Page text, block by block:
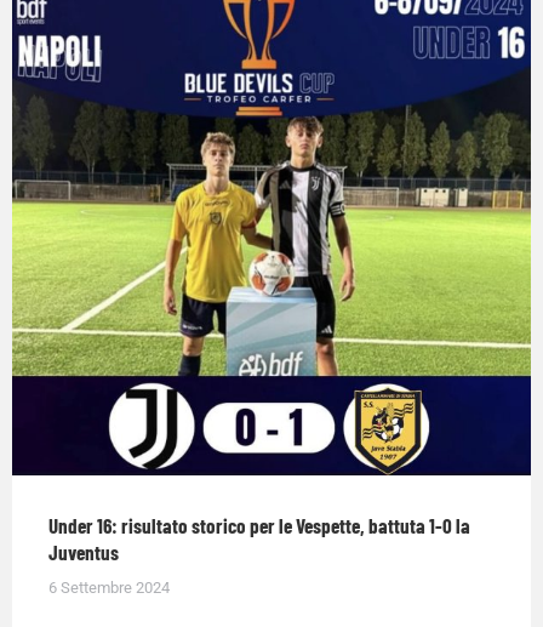
Under 16: risultato storico per le Vespette, battuta 1-0 la
Juventus
6 Settembre 2024